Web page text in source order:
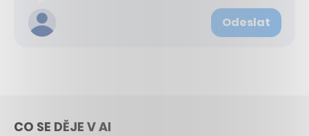
Odeslat
CO SE DĚJE V AI